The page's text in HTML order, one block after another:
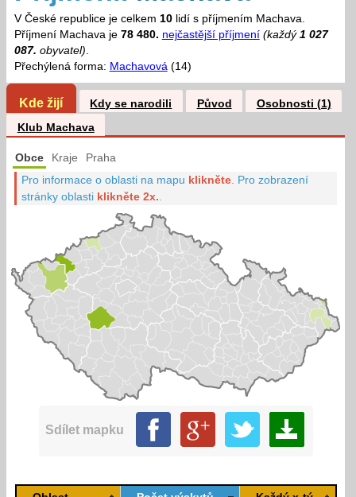
V České republice je celkem 10lidí s příjmením Machava.
Příjmení Machava je 78 480. nejčastější příjmení (každý 1 027
087. obyvatel).
Přechýlená forma: Machavová(14)
Kde žijí Kdy se narodili Původ
Osobnosti (1)
Klub Machava
Obce Kraje Praha
Pro informace o oblasti na mapu klikněte Pro zobrazení
stránky oblasti klikněte 2x.
Sdílet mapku